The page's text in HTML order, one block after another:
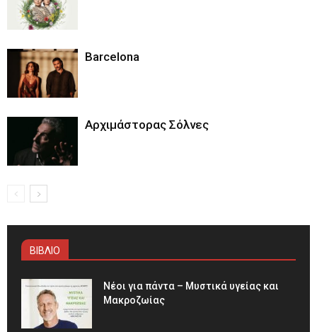
Barcelona
Αρχιμάστορας Σόλνες
ΒΙΒΛΙΟ
Νέοι για πάντα – Μυστικά υγείας και
Μακροζωίας